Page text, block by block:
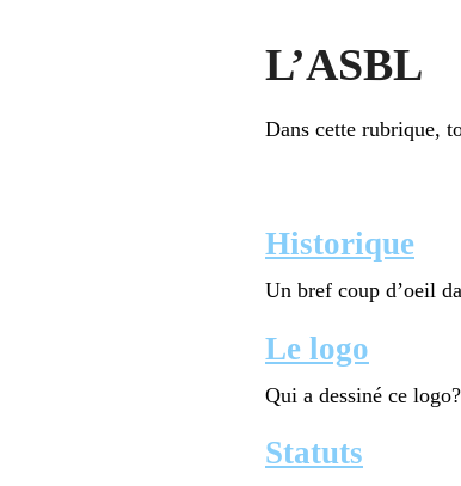
L’ASBL
Dans cette rubrique,
Historique
Un bref coup d’oeil
Le logo
Qui a dessiné ce logo?
Statuts